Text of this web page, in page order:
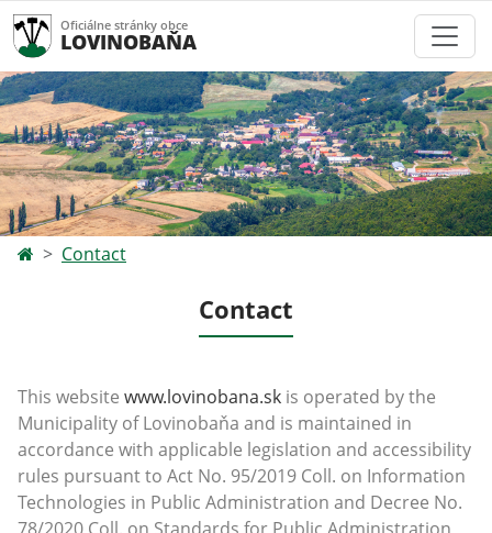
Oficiálne stránky obce
LOVINOBAŇA
Contact
Contact
This website www.lovinobana.sk is operated by the
Municipality of Lovinobaňa and is maintained in
accordance with applicable legislation and accessibility
rules pursuant to Act No. 95/2019 Coll. on Information
Technologies in Public Administration and Decree No.